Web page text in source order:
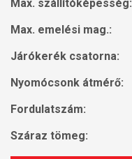
Max. szállítóképesség:
Max. emelési mag.:
Járókerék csatorna:
Nyomócsonk átmérő:
Fordulatszám:
Száraz tömeg: